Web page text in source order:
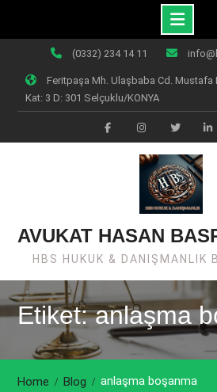
content
(0332) 234 14 11
Feritpaşa Mh. Ulaşbaba Cd. Mustafa
Kat: 3 D: 301 Selçuklu/KONYA
FacebookInstagramTwiter
AVUKAT HASAN
HBS HUKUK & DANIŞMANLIK
Etiket: anlaşma
Home Blog anlaşma boşanma